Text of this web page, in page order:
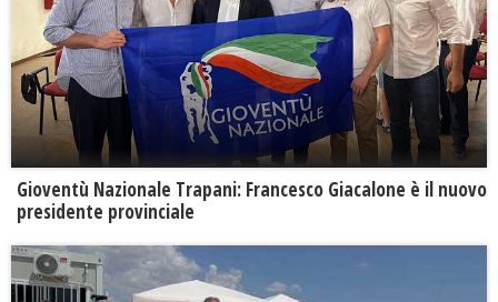
Gioventù Nazionale Trapani: Francesco Giacalone è il nuovo
presidente provinciale